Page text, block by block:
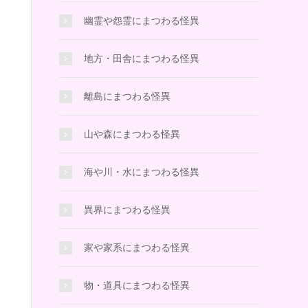
幽霊や怨霊にまつわる怪異
地方・田舎にまつわる怪異
離島にまつわる怪異
山や森にまつわる怪異
海や川・水にまつわる怪異
異界にまつわる怪異
家や家系にまつわる怪異
物・道具にまつわる怪異